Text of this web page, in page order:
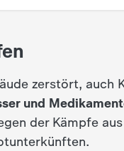
zerstört, auch
und
der Kämpfe